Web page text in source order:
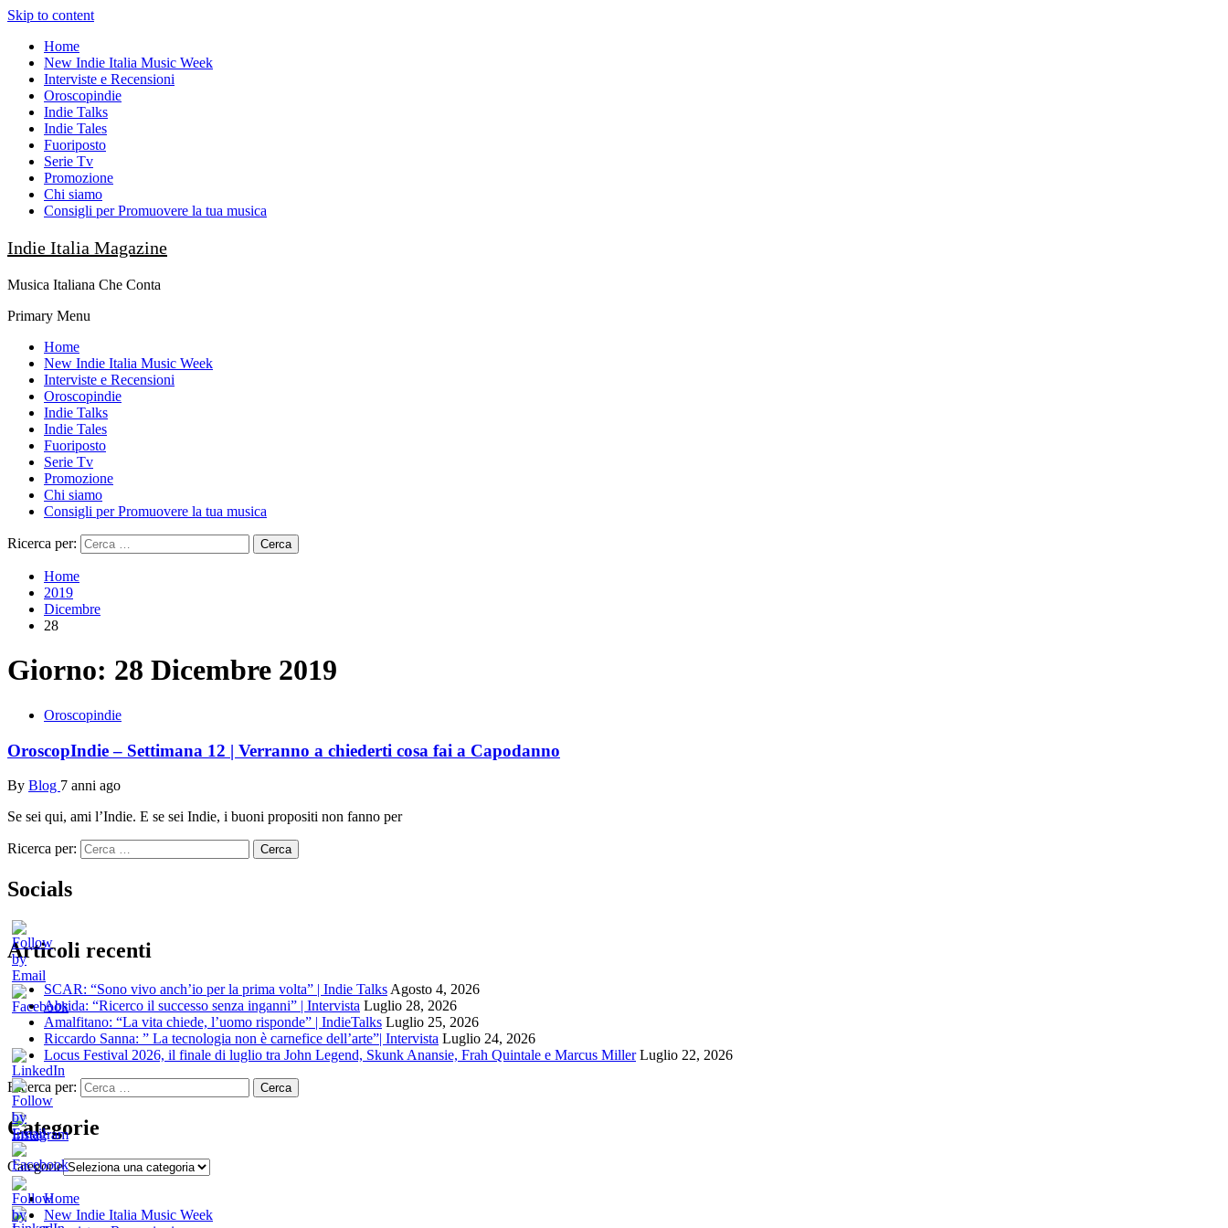
Skip to content
Home
New Indie Italia Music Week
Interviste e Recensioni
Oroscopindie
Indie Talks
Indie Tales
Fuoriposto
Serie Tv
Promozione
Chi siamo
Consigli per Promuovere la tua musica
Indie Italia Magazine
Musica Italiana Che Conta
Primary Menu
Home
New Indie Italia Music Week
Interviste e Recensioni
Oroscopindie
Indie Talks
Indie Tales
Fuoriposto
Serie Tv
Promozione
Chi siamo
Consigli per Promuovere la tua musica
Ricerca per:
Home
2019
Dicembre
28
Giorno: 28 Dicembre 2019
Oroscopindie
OroscopIndie – Settimana 12 | Verranno a chiederti cosa fai a Capodanno
By Blog 7 anni ago
Se sei qui, ami l’Indie. E se sei Indie, i buoni propositi non fanno per
Ricerca per:
Socials
Articoli recenti
SCAR: “Sono vivo anch’io per la prima volta” | Indie Talks Agosto 4, 2026
Absida: “Ricerco il successo senza inganni” | Intervista Luglio 28, 2026
Amalfitano: “La vita chiede, l’uomo risponde” | IndieTalks Luglio 25, 2026
Riccardo Sanna: ” La tecnologia non è carnefice dell’arte”| Intervista Luglio 24, 2026
Locus Festival 2026, il finale di luglio tra John Legend, Skunk Anansie, Frah Quintale e Marcus Miller Luglio 22, 2026
Ricerca per:
Categorie
Categorie
Home
New Indie Italia Music Week